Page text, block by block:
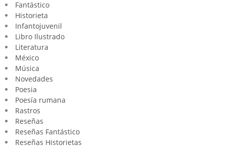
Fantástico
Historieta
Infantojuvenil
Libro Ilustrado
Literatura
México
Música
Novedades
Poesia
Poesía rumana
Rastros
Reseñas
Reseñas Fantástico
Reseñas Historietas